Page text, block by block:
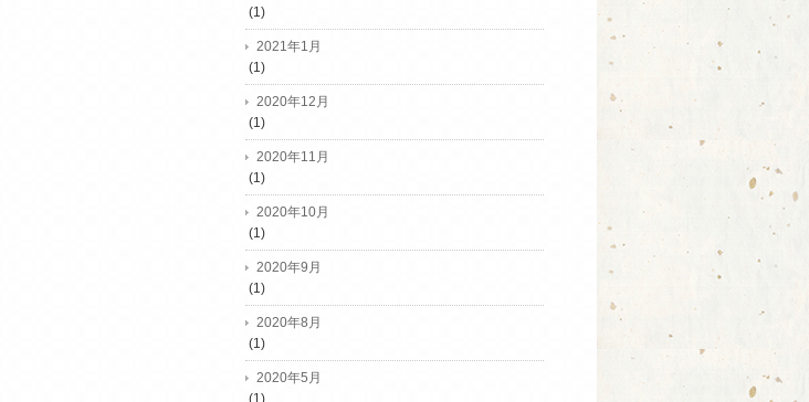
(1)
2021年1月
(1)
2020年12月
(1)
2020年11月
(1)
2020年10月
(1)
2020年9月
(1)
2020年8月
(1)
2020年5月
(1)